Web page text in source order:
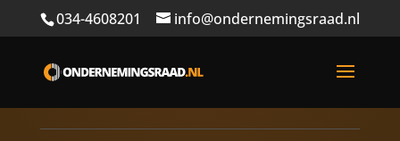
034-4608201 info@ondernemingsraad.nl